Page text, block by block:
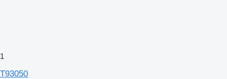
1
T93050